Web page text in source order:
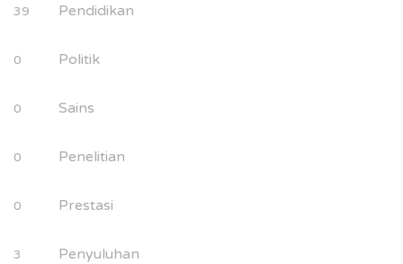
39 Pendidikan
0 Politik
0 Sains
0 Penelitian
0 Prestasi
3 Penyuluhan